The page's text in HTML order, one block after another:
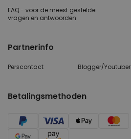
FAQ - voor de meest gestelde
vragen en antwoorden
Partnerinfo
Perscontact Blogger/Youtuber
Betalingsmethoden